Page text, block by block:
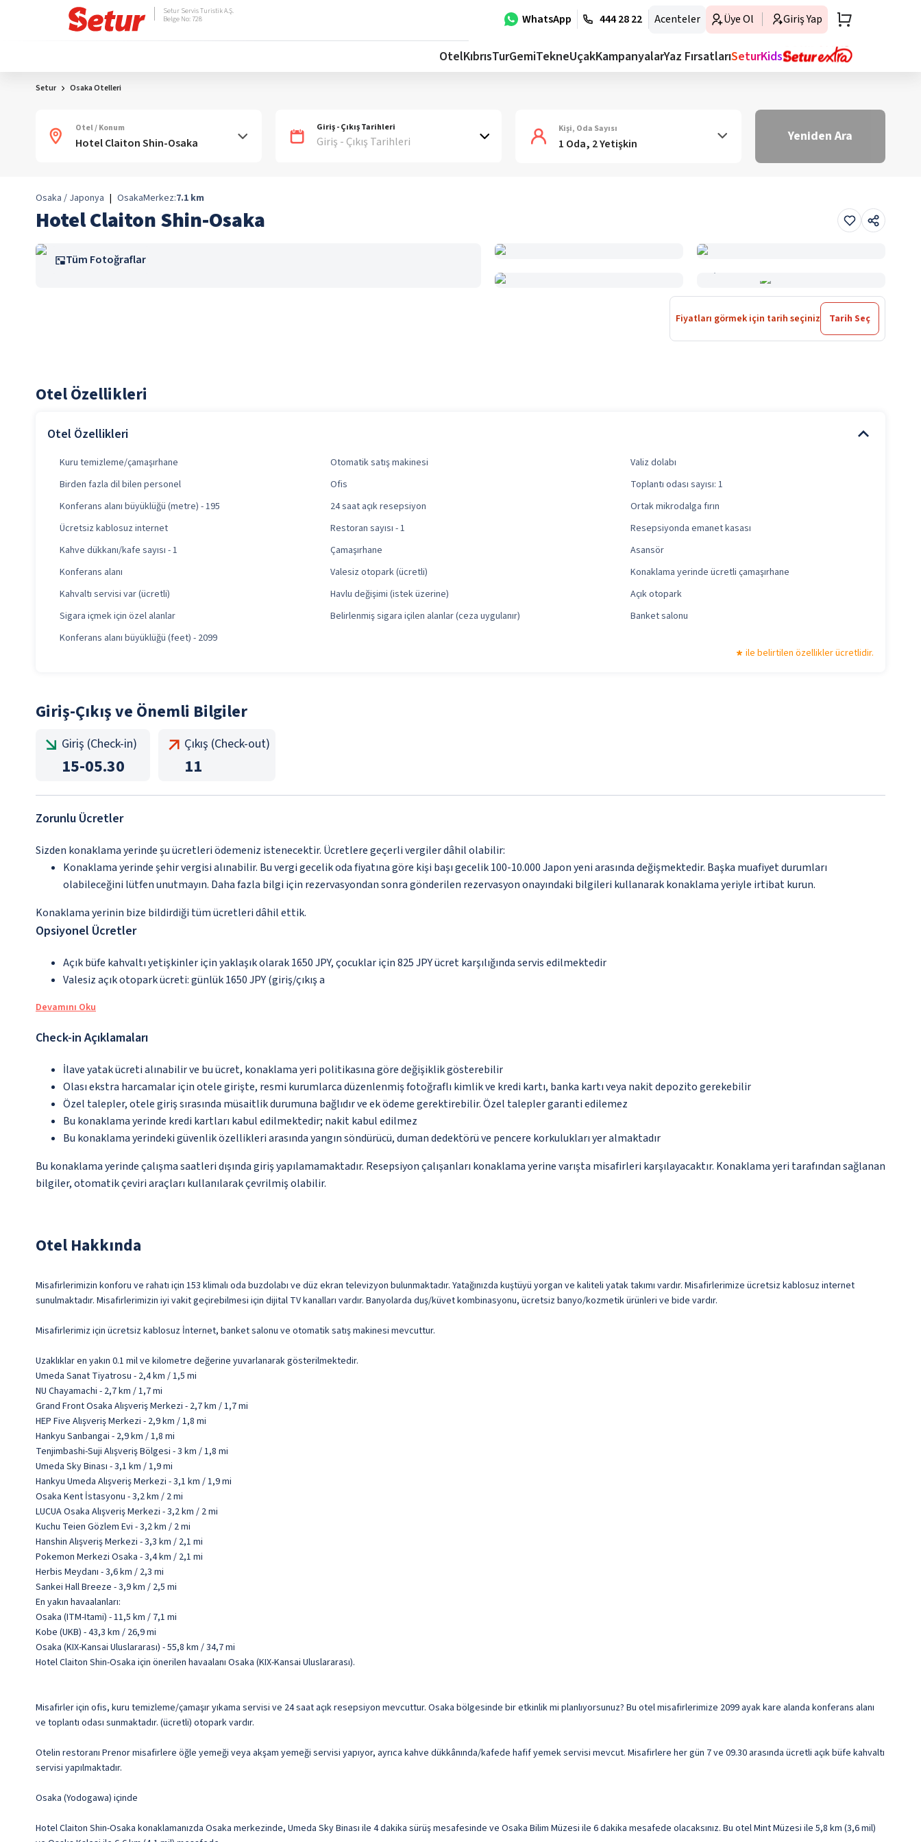
WhatsApp 444 28 22 Acenteler Üye Ol Giriş Yap
Setur Servis Turistik A.Ş.
Belge No: 728
OtelKıbrısTurGemiTekneUçakKampanyalarYaz FırsatlarıSeturKids
Setur Osaka Otelleri
Otel / Konum Giriş - Çıkış Tarihleri
Giriş - Çıkış Tarihleri
Kişi, Oda Sayısı
1 Oda, 2 Yetişkin Yeniden Ara
Osaka / Japonya | OsakaMerkez:7.1 km
Hotel Claiton Shin-Osaka
Tüm Fotoğraflar
Fiyatları görmek için tarih seçiniz Tarih Seç
Otel Özellikleri
Otel Özellikleri
Kuru temizleme/çamaşırhane Otomatik satış makinesi
Valiz dolabı
Birden fazla dil bilen personel
Ofis
Toplantı odası sayısı: 1
Konferans alanı büyüklüğü (metre) - 195
24 saat açık resepsiyon
Ortak mikrodalga fırın
Ücretsiz kablosuz internet
Restoran sayısı - 1
Resepsiyonda emanet kasası
Kahve dükkanı/kafe sayısı - 1
Çamaşırhane
Asansör
Konferans alanı
Valesiz otopark (ücretli)
Konaklama yerinde ücretli çamaşırhane
Kahvaltı servisi var (ücretli)
Havlu değişimi (istek üzerine)
Açık otopark
Sigara içmek için özel alanlar
Belirlenmiş sigara içilen alanlar (ceza uygulanır)
Banket salonu
Konferans alanı büyüklüğü (feet) - 2099
ile belirtilen özellikler ücretlidir.
Giriş-Çıkış ve Önemli Bilgiler
Giriş (Check-in)
15-05.30
Çıkış (Check-out)
11
Zorunlu Ücretler
Sizden konaklama yerinde şu ücretleri ödemeniz istenecektir. Ücretlere geçerli vergiler dâhil olabilir:
Konaklama yerinde şehir vergisi alınabilir. Bu vergi gecelik oda fiyatına göre kişi başı gecelik 100-10.000 Japon yeni arasında değişmektedir. Başka muafiyet durumları
olabileceğini lütfen unutmayın. Daha fazla bilgi için rezervasyondan sonra gönderilen rezervasyon onayındaki bilgileri kullanarak konaklama yeriyle irtibat kurun.
Konaklama yerinin bize bildirdiği tüm ücretleri dâhil ettik.
Opsiyonel Ücretler
Açık büfe kahvaltı yetişkinler için yaklaşık olarak 1650 JPY, çocuklar için 825 JPY ücret karşılığında servis edilmektedir
Valesiz açık otopark ücreti: günlük 1650 JPY (giriş/çıkış a
Devamını Oku
Check-in Açıklamaları
İlave yatak ücreti alınabilir ve bu ücret, konaklama yeri politikasına göre değişiklik gösterebilir
Olası ekstra harcamalar için otele girişte, resmi kurumlarca düzenlenmiş fotoğraflı kimlik ve kredi kartı, banka kartı veya nakit depozito gerekebilir
Özel talepler, otele giriş sırasında müsaitlik durumuna bağlıdır ve ek ödeme gerektirebilir. Özel talepler garanti edilemez
Bu konaklama yerinde kredi kartları kabul edilmektedir; nakit kabul edilmez
Bu konaklama yerindeki güvenlik özellikleri arasında yangın söndürücü, duman dedektörü ve pencere korkulukları yer almaktadır
Bu konaklama yerinde çalışma saatleri dışında giriş yapılamamaktadır. Resepsiyon çalışanları konaklama yerine varışta misafirleri karşılayacaktır. Konaklama yeri tarafından sağlanan
bilgiler, otomatik çeviri araçları kullanılarak çevrilmiş olabilir.
Otel Hakkında
Misafirlerimizin konforu ve rahatı için 153 klimalı oda buzdolabı ve düz ekran televizyon bulunmaktadır. Yatağınızda kuştüyü yorgan ve kaliteli yatak takımı vardır. Misafirlerimize ücretsiz kablosuz internet
sunulmaktadır. Misafirlerimizin iyi vakit geçirebilmesi için dijital TV kanalları vardır. Banyolarda duş/küvet kombinasyonu, ücretsiz banyo/kozmetik ürünleri ve bide vardır.
Misafirlerimiz için ücretsiz kablosuz İnternet, banket salonu ve otomatik satış makinesi mevcuttur.
Uzaklıklar en yakın 0.1 mil ve kilometre değerine yuvarlanarak gösterilmektedir.
Umeda Sanat Tiyatrosu - 2,4 km / 1,5 mi
NU Chayamachi - 2,7 km / 1,7 mi
Grand Front Osaka Alışveriş Merkezi - 2,7 km / 1,7 mi
HEP Five Alışveriş Merkezi - 2,9 km / 1,8 mi
Hankyu Sanbangai - 2,9 km / 1,8 mi
Tenjimbashi-Suji Alışveriş Bölgesi - 3 km / 1,8 mi
Umeda Sky Binası - 3,1 km / 1,9 mi
Hankyu Umeda Alışveriş Merkezi - 3,1 km / 1,9 mi
Osaka Kent İstasyonu - 3,2 km / 2 mi
LUCUA Osaka Alışveriş Merkezi - 3,2 km / 2 mi
Kuchu Teien Gözlem Evi - 3,2 km / 2 mi
Hanshin Alışveriş Merkezi - 3,3 km / 2,1 mi
Pokemon Merkezi Osaka - 3,4 km / 2,1 mi
Herbis Meydanı - 3,6 km / 2,3 mi
Sankei Hall Breeze - 3,9 km / 2,5 mi
En yakın havaalanları:
Osaka (ITM-Itami) - 11,5 km / 7,1 mi
Kobe (UKB) - 43,3 km / 26,9 mi
Osaka (KIX-Kansai Uluslararası) - 55,8 km / 34,7 mi
Hotel Claiton Shin-Osaka için önerilen havaalanı Osaka (KIX-Kansai Uluslararası).
Misafirler için ofis, kuru temizleme/çamaşır yıkama servisi ve 24 saat açık resepsiyon mevcuttur. Osaka bölgesinde bir etkinlik mi planlıyorsunuz? Bu otel misafirlerimize 2099 ayak kare alanda konferans alanı
ve toplantı odası sunmaktadır. (ücretli) otopark vardır.
Otelin restoranı Prenor misafirlere öğle yemeği veya akşam yemeği servisi yapıyor, ayrıca kahve dükkânında/kafede hafif yemek servisi mevcut. Misafirlere her gün 7 ve 09.30 arasında ücretli açık büfe kahvaltı
servisi yapılmaktadır.
Osaka (Yodogawa) içinde
Hotel Claiton Shin-Osaka konaklamanızda Osaka merkezinde, Umeda Sky Binası ile 4 dakika sürüş mesafesinde ve Osaka Bilim Müzesi ile 6 dakika mesafede olacaksınız. Bu otel Mint Müzesi ile 5,8 km (3,6 mil)